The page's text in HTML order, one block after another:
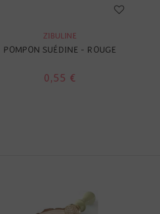
ZIBULINE
POMPON SUÉDINE - ROUGE
0,55 €